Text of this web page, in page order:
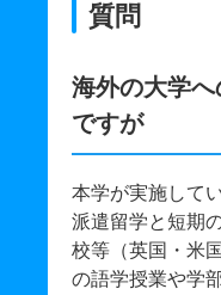
質問
海外の大学
ですが
本学が実施して
派遣留学と短期
校等（英国・米
の語学授業や学